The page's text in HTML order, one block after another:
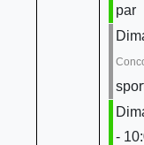
par
-